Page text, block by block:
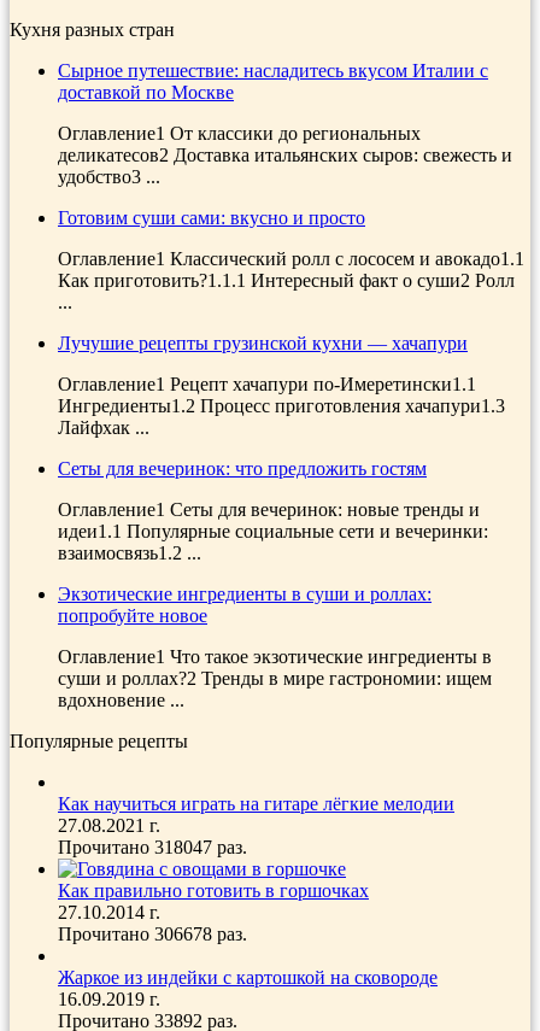
Кухня разных стран
Сырное путешествие: насладитесь вкусом Италии с
доставкой по Москве
Оглавление1 От классики до региональных
деликатесов2 Доставка итальянских сыров: свежесть и
удобство3 ...
Готовим суши сами: вкусно и просто
Оглавление1 Классический ролл с лососем и авокадо1.1
Как приготовить?1.1.1 Интересный факт о суши2 Ролл
...
Лучушие рецепты грузинской кухни — хачапури
Оглавление1 Рецепт хачапури по-Имеретински1.1
Ингредиенты1.2 Процесс приготовления хачапури1.3
Лайфхак ...
Сеты для вечеринок: что предложить гостям
Оглавление1 Сеты для вечеринок: новые тренды и
идеи1.1 Популярные социальные сети и вечеринки:
взаимосвязь1.2 ...
Экзотические ингредиенты в суши и роллах:
попробуйте новое
Оглавление1 Что такое экзотические ингредиенты в
суши и роллах?2 Тренды в мире гастрономии: ищем
вдохновение ...
Популярные рецепты
Как научиться играть на гитаре лёгкие мелодии
27.08.2021 г.
Прочитано 318047 раз.
Как правильно готовить в горшочках
27.10.2014 г.
Прочитано 306678 раз.
Жаркое из индейки с картошкой на сковороде
16.09.2019 г.
Прочитано 33892 раз.